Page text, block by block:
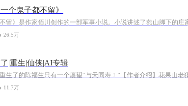
个鬼子都不留》
26.5万
|重生|仙侠|AI专辑
11.7万